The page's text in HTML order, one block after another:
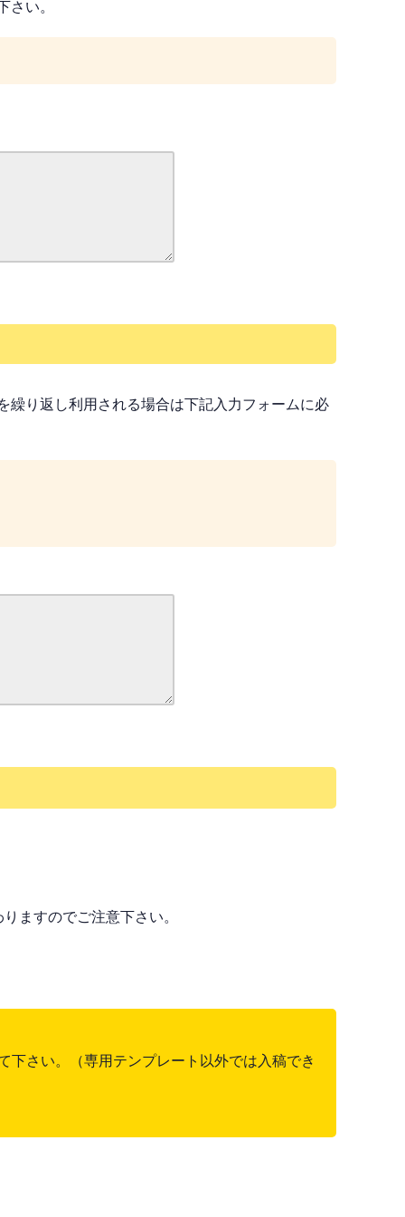
い。
り返し利用される場合は下記入力フォームに必
ますのでご注意下さい。
下さい。（専用テンプレート以外では入稿でき